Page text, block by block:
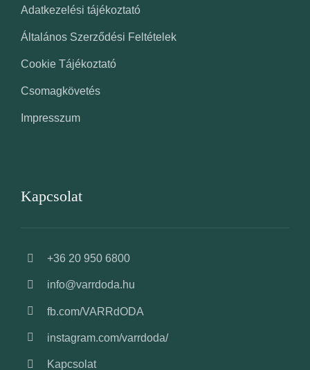
Adatkezelési tájékoztató
Általános Szerződési Feltételek
Cookie Tájékoztató
Csomagkövetés
Impresszum
Kapcsolat
+36 20 950 6800
info@varrdoda.hu
fb.com/VARRdODA
instagram.com/varrdoda/
Kapcsolat